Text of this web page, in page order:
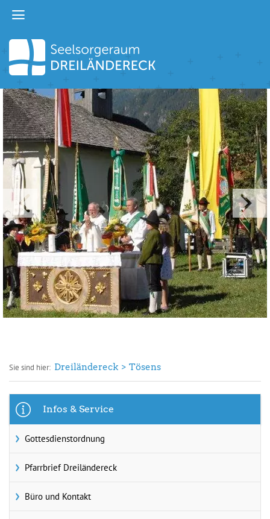
Sie sind hier: Dreiländereck Tösens
Infos & Service
Gottesdienstordnung
Pfarrbrief Dreiländereck
Büro und Kontakt